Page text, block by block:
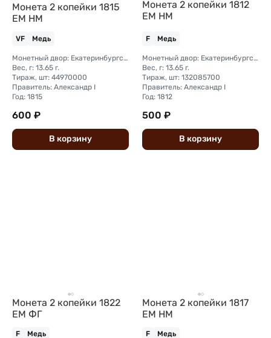
Монета 2 копейки 1815
ЕМ НМ
VF Медь
Монетный двор: Екатеринбургский монетный двор
Вес, г: 13.65 г.
Тираж, шт: 44970000
Правитель: Александр I
Год: 1815
600 ₽
В корзину
Монета 2 копейки 1812
ЕМ НМ
F Медь
Монетный двор: Екатеринбургский монетный двор
Вес, г: 13.65 г.
Тираж, шт: 132085700
Правитель: Александр I
Год: 1812
500 ₽
В корзину
Монета 2 копейки 1822
ЕМ ФГ
F Медь
Монета 2 копейки 1817
ЕМ НМ
F Медь